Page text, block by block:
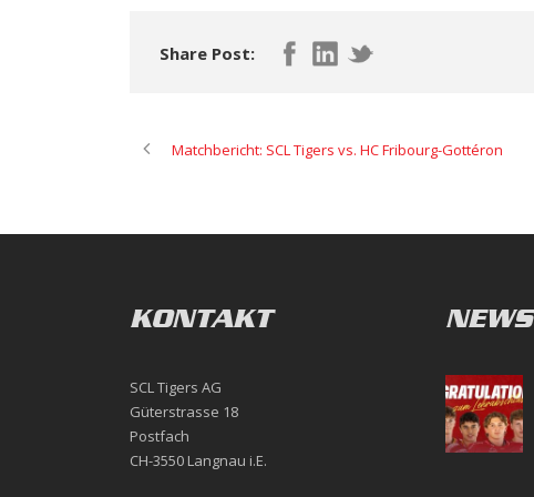
Share Post:
Matchbericht: SCL Tigers vs. HC Fribourg-Gottéron
KONTAKT
SCL Tigers AG
Güterstrasse 18
Postfach
CH-3550 Langnau i.E.
NEWS